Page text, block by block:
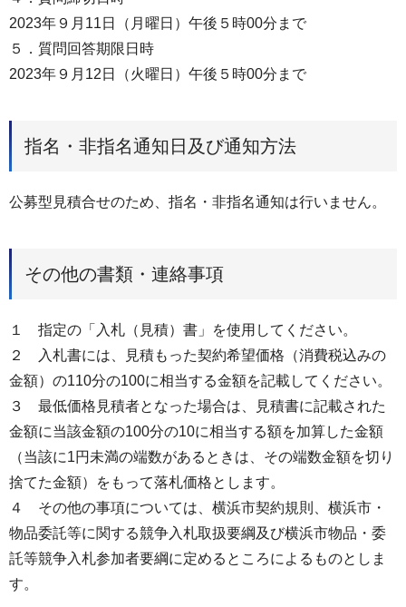
2023年９⽉11⽇（月曜⽇）午後５時00分まで
５．質問回答期限⽇時
2023年９⽉12⽇（火曜⽇）午後５時00分まで
指名・非指名通知日及び通知方法
公募型⾒積合せのため、指名・非指名通知は⾏いません。
その他の書類・連絡事項
１ 指定の「入札（見積）書」を使用してください。
２ ⼊札書には、⾒積もった契約希望価格（消費税込みの
⾦額）の110分の100に相当する⾦額を記載してください。
３ 最低価格見積者となった場合は、見積書に記載された
金額に当該金額の100分の10に相当する額を加算した金額
（当該に1円未満の端数があるときは、その端数金額を切り
捨てた金額）をもって落札価格とします。
４ その他の事項については、横浜市契約規則、横浜市・
物品委託等に関する競争⼊札取扱要綱及び横浜市物品・委
託等競争⼊札参加者要綱に定めるところによるものとしま
す。